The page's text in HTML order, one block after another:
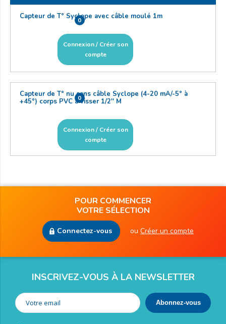
0
Capteur de T° Syclope avec câble moulé 1m
Connexion / Créer son
compte
0
Capteur de T° nu sans câble Syclope (4-20 mA/-5° à
+45°) corps PVC à visser 1/2'' M
Connexion / Créer son
compte
POUR COMMENCER
VOTRE SÉLECTION
Connectez-vous ou Créer un compte
INSCRIVEZ-VOUS À LA NEWSLETTER